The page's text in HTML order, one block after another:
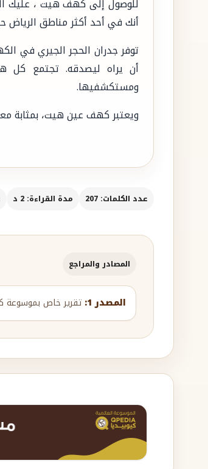
للوصول إلى كهف هيت ، عليك
أنك في أحد أكثر مناطق الرياض
توفر جدران الحجر الجيري في
أن يراه ليصدقه. تجتمع كل
ومستكشفيها.
ويعتبر كهف عين هيت، بمثابة
عدد الكلمات: 207 مدة القراءة: 2 د
المصادر والمراجع
المصدر 1: تقرير خاص بموسوعة